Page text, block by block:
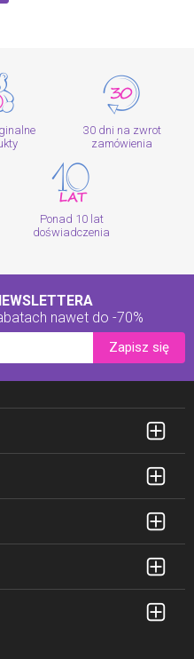
30 dni na zwrot
zamówienia
Ponad 10 lat
doświadczenia
nawet do -70%
Zapisz się